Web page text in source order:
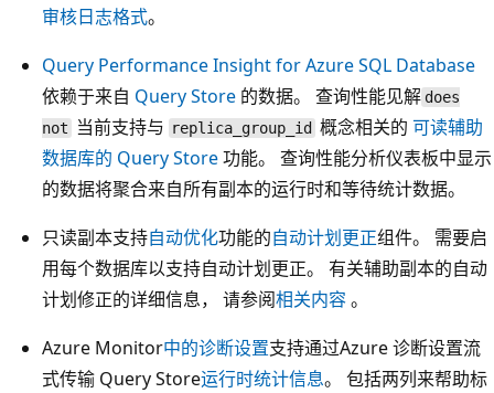
审核日志格式。
Query Performance Insight for Azure SQL Database
依赖于来自 Query Store 的数据。 查询性能见解 does
not
当前支持与 replica_group_id 概念相关的可读辅助
数据库的 Query Store功能。 查询性能分析仪表板中显示
的数据将聚合来自所有副本的运行时和等待统计数据。
只读副本支持自动优化功能的自动计划更正组件。 需要启
用每个数据库以支持自动计划更正。 有关辅助副本的自动
计划修正的详细信息， 请参阅相关内容。
Azure Monitor中的诊断设置支持通过Azure 诊断设置流
式传输 Query Store运行时统计信息。 包括两列来帮助标